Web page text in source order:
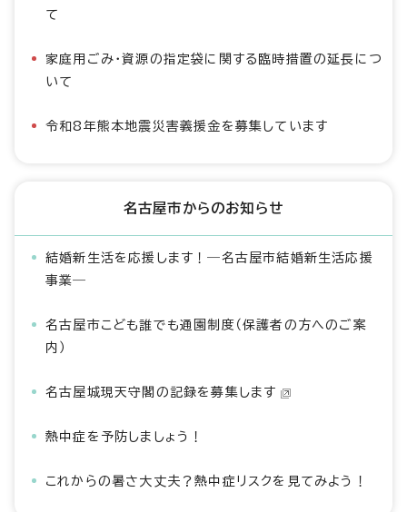
て
家庭用ごみ・資源の指定袋に関する臨時措置の延長につ
いて
令和8年熊本地震災害義援金を募集しています
名古屋市からのお知らせ
結婚新生活を応援します！―名古屋市結婚新生活応援
事業―
名古屋市こども誰でも通園制度（保護者の方へのご案
内）
名古屋城現天守閣の記録を募集します
熱中症を予防しましょう！
これからの暑さ大丈夫？熱中症リスクを見てみよう！